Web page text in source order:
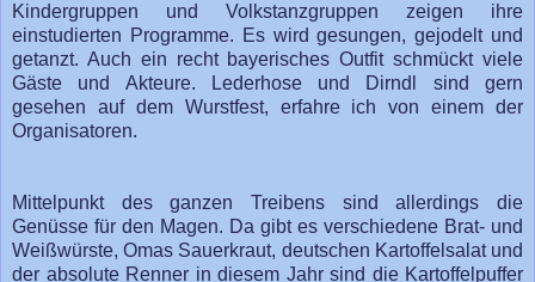
Kindergruppen und Volkstanzgruppen zeigen ihre
einstudierten Programme. Es wird gesungen, gejodelt und
getanzt. Auch ein recht bayerisches Outfit schmückt viele
Gäste und Akteure. Lederhose und Dirndl sind gern
gesehen auf dem Wurstfest, erfahre ich von einem der
Organisatoren.
Mittelpunkt des ganzen Treibens sind allerdings die
Genüsse für den Magen. Da gibt es verschiedene Brat- und
Weißwürste, Omas Sauerkraut, deutschen Kartoffelsalat und
der absolute Renner in diesem Jahr sind die Kartoffelpuffer